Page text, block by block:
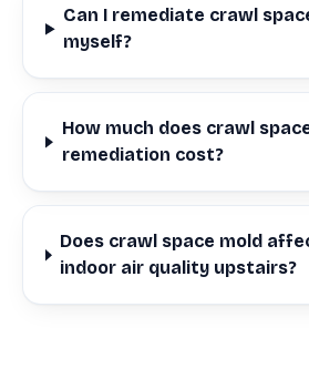
Can I remediate crawl
myself?
How much does crawl
remediation cost?
Does crawl space mold
indoor air quality upstairs?